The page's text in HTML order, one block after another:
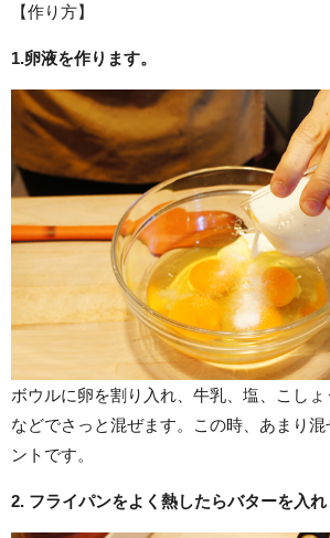
【作り方】
1.卵液を作ります。
ボウルに卵を割り入れ、牛乳、塩、こし
などでさっと混ぜます。この時、あまり
ントです。
2. フライパンをよく熱したらバターを入れ